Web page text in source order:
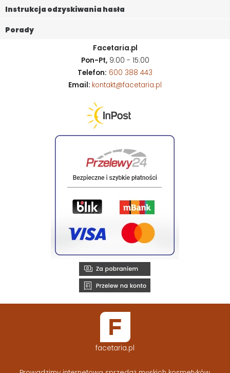
Instrukcja odzyskiwania hasła
Porady
Facetaria.pl
Pon-Pt,9:00 - 15:00
Telefon: 600 388 443
Email: kontakt@facetaria.pl
facetaria.pl